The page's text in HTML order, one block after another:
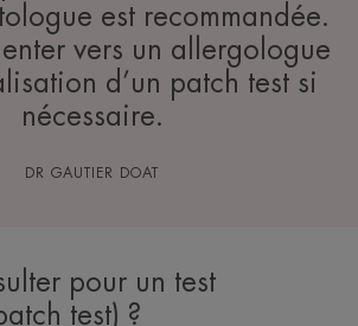
est recommandée.
vers un allergologue
d’un patch test si
nécessaire.
DR GAUTIER DOAT
pour un test
test) ?